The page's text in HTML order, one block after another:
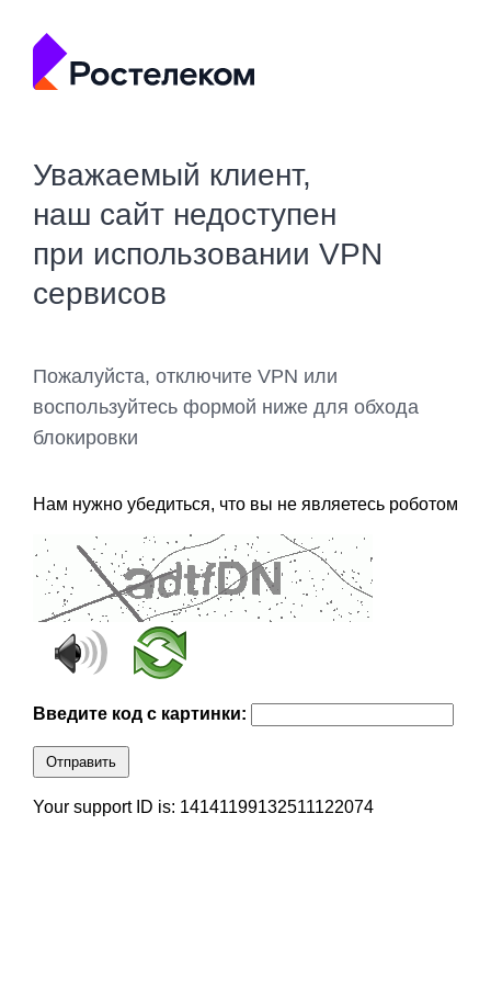
Уважаемый клиент,
наш сайт недоступен
при использовании VPN
сервисов
Пожалуйста, отключите VPN или
воспользуйтесь формой ниже для обхода
блокировки
Нам нужно убедиться, что вы не являетесь роботом
Введите код с картинки:
Отправить
Your support ID is: 14141199132511122074